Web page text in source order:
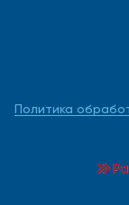
Политика